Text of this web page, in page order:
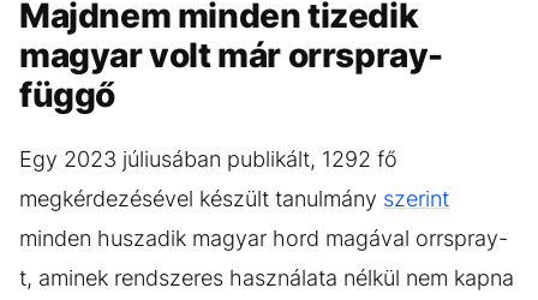
Majdnem minden tizedik
magyar volt már orrspray-
függő
Egy 2023 júliusában publikált, 1292 fő
megkérdezésével készült tanulmány szerint
minden huszadik magyar hord magával orrspray-
t, aminek rendszeres használata nélkül nem kapna